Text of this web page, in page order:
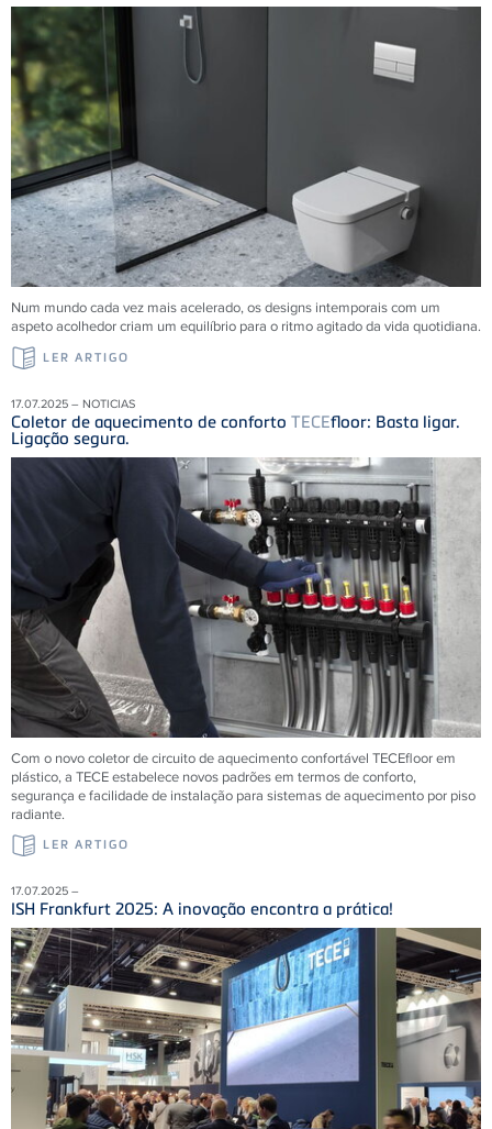
Num mundo cada vez mais acelerado, os designs intemporais com um
aspeto acolhedor criam um equilíbrio para o ritmo agitado da vida quotidiana.
LER ARTIGO
17.07.2025 – NOTICIAS
Coletor de aquecimento de conforto TECEfloor: Basta ligar.
Ligação segura.
Com o novo coletor de circuito de aquecimento confortável TECEfloor em
plástico, a TECEestabelece novos padrões em termos de conforto,
segurança e facilidade de instalação para sistemas de aquecimento por piso
radiante.
LER ARTIGO
17.07.2025 –
ISH Frankfurt 2025: A inovação encontra a prática!